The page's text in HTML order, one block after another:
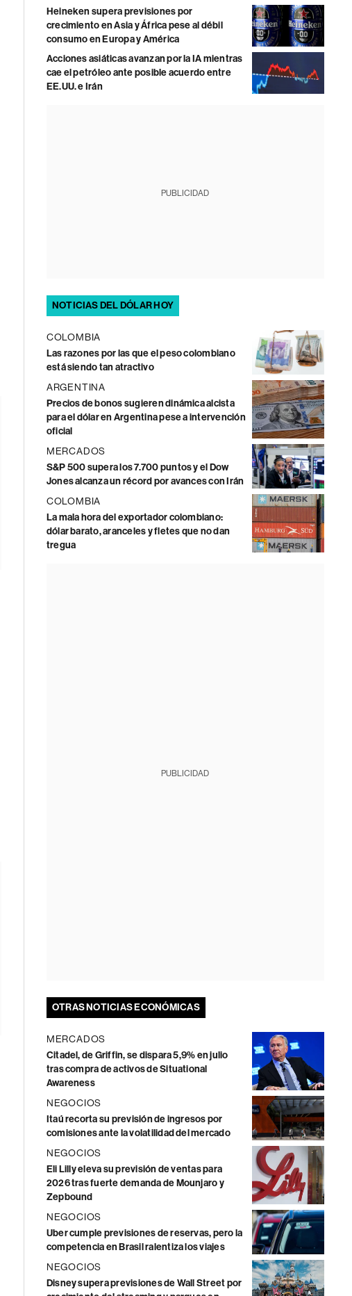
Heineken supera previsiones por
crecimiento en Asia y África pese al débil
consumo en Europa y América
Acciones asiáticas avanzan por la IA mientras
cae el petróleo ante posible acuerdo entre
EE.UU. e Irán
PUBLICIDAD
NOTICIAS DEL DÓLAR HOY
COLOMBIA
Las razones por las que el peso colombiano
está siendo tan atractivo
ARGENTINA
Precios de bonos sugieren dinámica alcista
para el dólar en Argentina pese a intervención
oficial
MERCADOS
S&P 500 supera los 7.700 puntos y el Dow
Jones alcanza un récord por avances con Irán
COLOMBIA
La mala hora del exportador colombiano:
dólar barato, aranceles y fletes que no dan
tregua
PUBLICIDAD
OTRAS NOTICIAS ECONÓMICAS
MERCADOS
Citadel, de Griffin, se dispara 5,9% en julio
tras compra de activos de Situational
Awareness
NEGOCIOS
Itaú recorta su previsión de ingresos por
comisiones ante la volatilidad del mercado
NEGOCIOS
Eli Lilly eleva su previsión de ventas para
2026 tras fuerte demanda de Mounjaro y
Zepbound
NEGOCIOS
Uber cumple previsiones de reservas, pero la
competencia en Brasil ralentiza los viajes
NEGOCIOS
Disney supera previsiones de Wall Street por